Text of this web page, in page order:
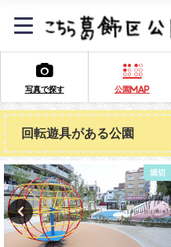
写真で探す 公園MAP
回転遊具がある公園
青戸